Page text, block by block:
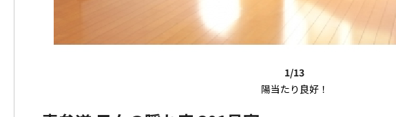
1/13
陽当たり良好！